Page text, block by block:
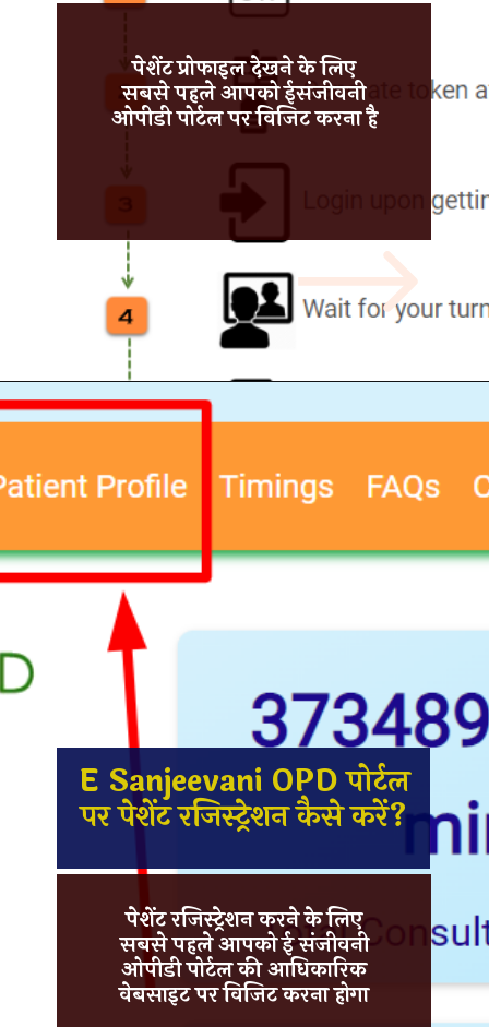
पेशेंट प्रोफाइल देखने के लिए
सबसे पहले आपकोईसंजीवनी
ओपीडी पोर्टलपर विजिट करना है
E Sanjeevani OPD पोर्टल
पर पेशेंट रजिस्ट्रेशन कैसे करें?
पेशेंट रजिस्ट्रेशन करने के लिए
सबसे पहले आपकोई संजीवनी
ओपीडी पोर्टलकी आधिकारिक
वेबसाइट पर विजिट करना होगा